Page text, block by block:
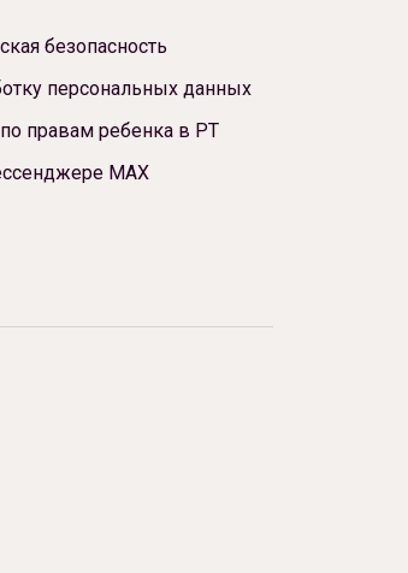
безопасность
персональных данных
правам ребенка в РТ
МАХ